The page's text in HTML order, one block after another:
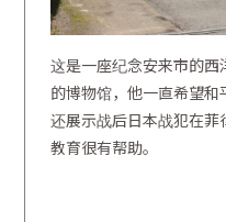
这是一座纪念安来市的
的博物馆，他一直希望和
还展示战后日本战犯在
教育很有帮助。